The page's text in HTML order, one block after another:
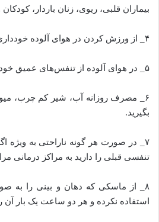
بیماران قلبی، ریوی، زنان باردار،
۴_ از ورزش کردن در هوای آلوده خودداری کنید.
۵_ در هوای آلوده از تنفس‌های عمیق خودداری کنید.
۶_ مصرف روزانه آب، شیر کم چرب،
بگیرید.
۷_ در صورت هر گونه ناراحتی به ویژه
تنفسی قبلی را دارید به مراکز درمانی
۸_ از ماسکی که دهان و بینی را
استفاده نکرده و هر دو ساعت یک بار آن